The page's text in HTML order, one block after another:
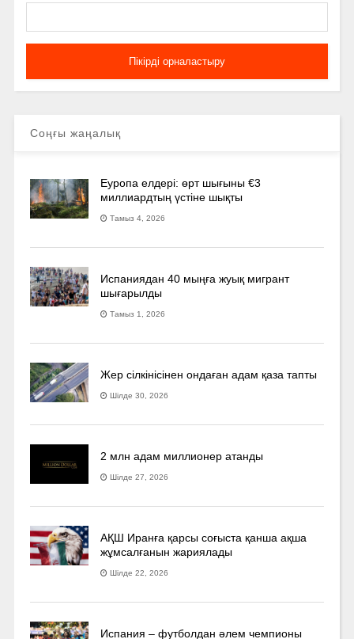
Соңғы жаңалық
Еуропа елдері: өрт шығыны €3
миллиардтың үстіне шықты
Тамыз 4, 2026
Испаниядан 40 мыңға жуық мигрант
шығарылды
Тамыз 1, 2026
Жер сілкінісінен ондаған адам қаза тапты
Шілде 30, 2026
2 млн адам миллионер атанды
Шілде 27, 2026
АҚШ Иранға қарсы соғыста қанша ақша
жұмсалғанын жариялады
Шілде 22, 2026
Испания – футболдан әлем чемпионы